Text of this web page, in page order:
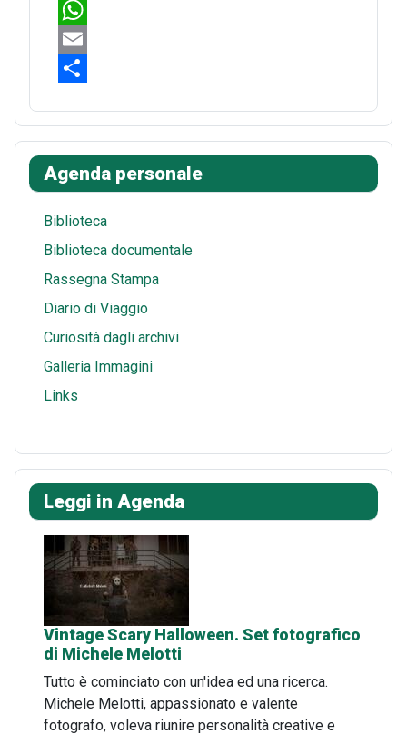
c
e
b
o
k
n
r
e
s
t
R
e
d
i
t
W
h
t
s
A
p
p
E
a
i
l
h
a
r
e
Agenda personale
Biblioteca
Biblioteca documentale
Rassegna Stampa
Diario di Viaggio
Curiosità dagli archivi
Galleria Immagini
Links
Leggi in Agenda
Vintage Scary Halloween. Set fotografico
di Michele Melotti
Tutto è cominciato con un'idea ed una ricerca.
Michele Melotti, appassionato e valente
fotografo, voleva riunire personalità creative e